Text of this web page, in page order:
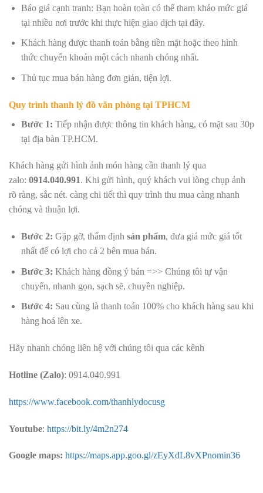
Báo giá cạnh tranh: Bạn hoàn toàn có thể tham khảo mức giá
tại nhiều nơi trước khi thực hiện giao dịch tại đây.
Khách hàng được thanh toán bằng tiền mặt hoặc theo hình
thức chuyển khoản một cách nhanh chóng nhất.
Thủ tục mua bán hàng đơn giản, tiện lợi.
Quy trình thanh lý đồ văn phòng tại TPHCM
Bước 1: Tiếp nhận được thông tin khách hàng, có mặt sau 30p
tại địa bàn TP.HCM.
Khách hàng gửi hình ảnh món hàng cần thanh lý qua
zalo: 0914.040.991. Khi gửi hình, quý khách vui lòng chụp ảnh
rõ ràng, sắc nét. càng chi tiết thì quy trình thu mua càng nhanh
chóng và thuận lợi.
Bước 2: Gặp gỡ, thẩm định sản phẩm, đưa giá mức giá tốt
nhất để có lợi cho cả 2 bên mua bán.
Bước 3: Khách hàng đồng ý bán =>> Chúng tôi tự vận
chuyển, nhanh gọn, sạch sẽ, chuyên nghiệp.
Bước 4: Sau cùng là thanh toán 100% cho khách hàng sau khi
hàng hoá lên xe.
Hãy nhanh chóng liên hệ với chúng tôi qua các kênh
Hotline (Zalo): 0914.040.991
https://www.facebook.com/thanhlydocusg
Youtube: https://bit.ly/4m2n274
Google maps: https://maps.app.goo.gl/zEyXdL8vXPnomin36